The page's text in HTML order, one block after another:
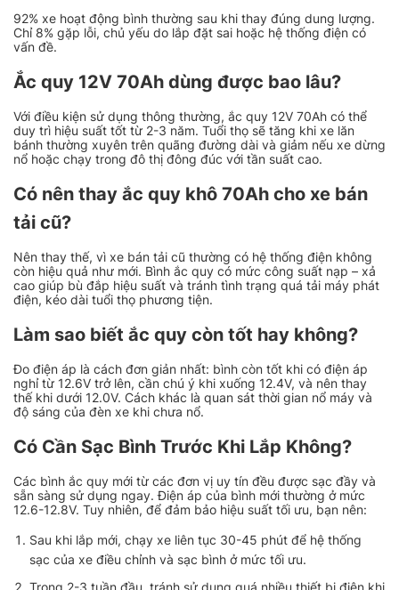
92% xe hoạt động bình thường sau khi thay đúng dung lượng.
Chỉ 8% gặp lỗi, chủ yếu do lắp đặt sai hoặc hệ thống điện có
vấn đề.
Ắc quy 12V 70Ah dùng được bao lâu?
Với điều kiện sử dụng thông thường, ắc quy 12V 70Ah có thể
duy trì hiệu suất tốt từ 2-3 năm. Tuổi thọ sẽ tăng khi xe lăn
bánh thường xuyên trên quãng đường dài và giảm nếu xe dừng
nổ hoặc chạy trong đô thị đông đúc với tần suất cao.
Có nên thay ắc quy khô 70Ah cho xe bán
tải cũ?
Nên thay thế, vì xe bán tải cũ thường có hệ thống điện không
còn hiệu quả như mới. Bình ắc quy có mức công suất nạp – xả
cao giúp bù đắp hiệu suất và tránh tình trạng quá tải máy phát
điện, kéo dài tuổi thọ phương tiện.
Làm sao biết ắc quy còn tốt hay không?
Đo điện áp là cách đơn giản nhất: bình còn tốt khi có điện áp
nghỉ từ 12.6V trở lên, cần chú ý khi xuống 12.4V, và nên thay
thế khi dưới 12.0V. Cách khác là quan sát thời gian nổ máy và
độ sáng của đèn xe khi chưa nổ.
Có Cần Sạc Bình Trước Khi Lắp Không?
Các bình ắc quy mới từ các đơn vị uy tín đều được sạc đầy và
sẵn sàng sử dụng ngay. Điện áp của bình mới thường ở mức
12.6-12.8V. Tuy nhiên, để đảm bảo hiệu suất tối ưu, bạn nên:
Sau khi lắp mới, chạy xe liên tục 30-45 phút để hệ thống
sạc của xe điều chỉnh và sạc bình ở mức tối ưu.
Trong 2-3 tuần đầu, tránh sử dụng quá nhiều thiết bị điện khi